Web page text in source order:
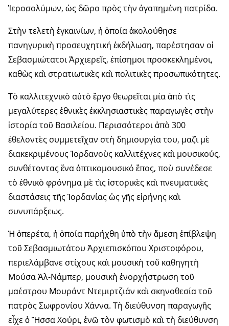
Ἱεροσολύμων, ὡς δῶρο πρὸς τὴν ἀγαπημένη πατρίδα.
Στὴν τελετὴ ἐγκαινίων, ἡ ὁποία ἀκολούθησε
πανηγυρικὴ προσευχητική ἐκδήλωση, παρέστησαν οἱ
Σεβασμιώτατοι Ἀρχιερεῖς, ἐπίσημοι προσκεκλημένοι,
καθὼς καὶ στρατιωτικὲς καὶ πολιτικὲς προσωπικότητες.
Τὸ καλλιτεχνικὸ αὐτὸ ἔργο θεωρεῖται μία ἀπὸ τὶς
μεγαλύτερες ἐθνικὲς ἐκκλησιαστικὲς παραγωγὲς στὴν
ἱστορία τοῦ Βασιλείου. Περισσότεροι ἀπὸ 300
ἐθελοντὲς συμμετεῖχαν στὴ δημιουργία του, μαζὶ μὲ
διακεκριμένους Ἰορδανοὺς καλλιτέχνες καὶ μουσικούς,
συνθέτοντας ἕνα ὀπτικομουσικό ἔπος, ποὺ συνέδεσε
τὸ ἐθνικὸ φρόνημα μὲ τὶς ἱστορικὲς καὶ πνευματικὲς
διαστάσεις τῆς Ἰορδανίας ὡς γῆς εἰρήνης καὶ
συνυπάρξεως.
Ἡ ὀπερέτα, ἡ ὁποία παρήχθη ὑπὸ τὴν ἄμεση ἐπίβλεψη
τοῦ Σεβασμιωτάτου Ἀρχιεπισκόπου Χριστοφόρου,
περιελάμβανε στίχους καὶ μουσικὴ τοῦ καθηγητὴ
Μούσα Ἀλ-Νάμπερ, μουσικὴ ἐνορχήστρωση τοῦ
μαέστρου Μουράντ Ντεμιρτζιάν καὶ σκηνοθεσία τοῦ
πατρὸς Σωφρονίου Χάννα. Τὴ διεύθυνση παραγωγῆς
εἶχε ὁ Ἤσσα Χούρι, ἐνῶ τὸν φωτισμὸ καὶ τὴ διεύθυνση